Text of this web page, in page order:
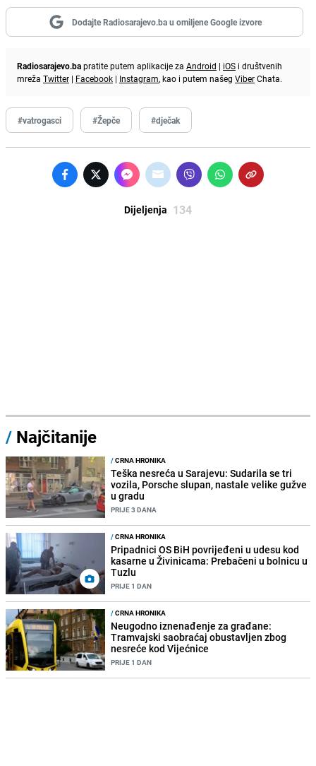
Dodajte Radiosarajevo.ba u omiljene Google izvore
Radiosarajevo.bapratite putem aplikacije za Android | iOS i društvenih
mreža Twitter | Facebook | Instagram, kao i putem našeg ViberChata.
#vatrogasci #Žepče #dječak
Dijeljenja 134
/ Najčitanije
/CRNA HRONIKA
Teška nesreća u Sarajevu: Sudarila se tri
vozila, Porsche slupan, nastale velike gužve
u gradu
PRIJE 3 DANA
/CRNA HRONIKA
Pripadnici OS BiH povrijeđeni u udesu kod
kasarne u Živinicama: Prebačeni u bolnicu u
Tuzlu
PRIJE 1 DAN
/CRNA HRONIKA
Neugodno iznenađenje za građane:
Tramvajski saobraćaj obustavljen zbog
nesreće kod Vijećnice
PRIJE 1 DAN